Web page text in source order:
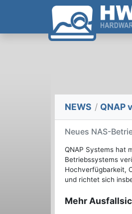
NEWS / QNAP
Neues NAS-
QNAP Systems hat
Betriebssystems
Hochverfügbarkeit,
und richtet sich
Mehr